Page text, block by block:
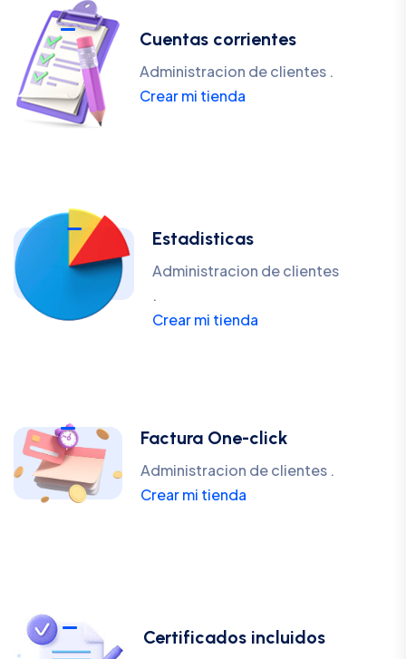
Cuentas corrientes
Administracion de clientes .
Crear mi tienda
Estadisticas
Administracion de clientes
.
Crear mi tienda
Factura One-click
Administracion de clientes .
Crear mi tienda
Certificados incluidos